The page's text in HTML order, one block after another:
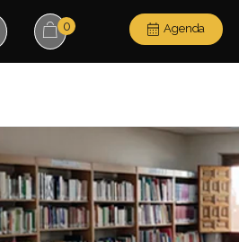
0 Agenda